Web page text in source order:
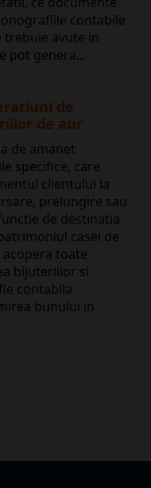
contabile
trebuie avute in
pot genera...
de
de aur
de amanet
specifice, care
clientului la
prelungire sau
de destinatia
casei de
toate
bijuteriilor si
contabila
bunului in